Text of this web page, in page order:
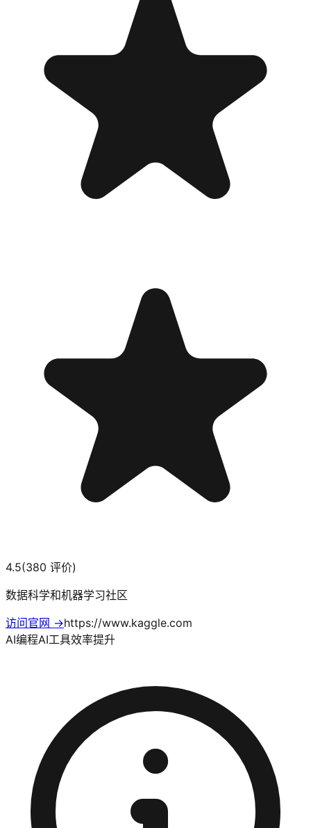
4.5(380 评价)
数据科学和机器学习社区
访问官网 →https://www.kaggle.com
AI编程AI工具效率提升